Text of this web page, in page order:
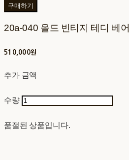
구매하기
20a-040 올드 빈티지 테디 베어
510,000원
추가 금액
수량
품절된 상품입니다.